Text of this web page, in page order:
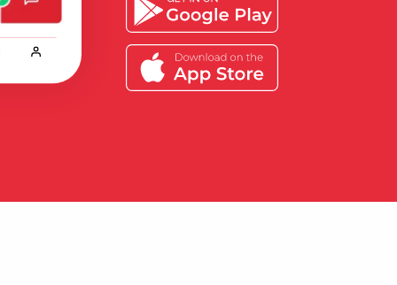
Bekijk alle ervaringen